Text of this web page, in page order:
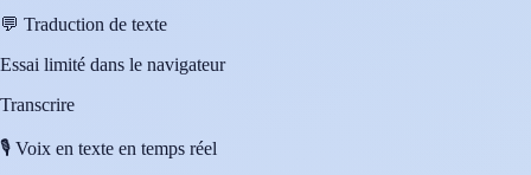
💬 Traduction de texte
Essai limité dans le navigateur
Transcrire
🎙️ Voix en texte en temps réel